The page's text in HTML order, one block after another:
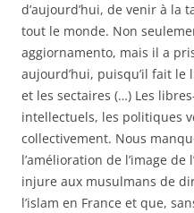
d’aujourd’hui, de venir à la
tout le monde. Non
aggiornamento, mais il a
aujourd’hui, puisqu’il fait
et les sectaires (…) Les
intellectuels, les politiques
collectivement. Nous
l’amélioration de l’image de
injure aux musulmans de
l’islam en France et que,